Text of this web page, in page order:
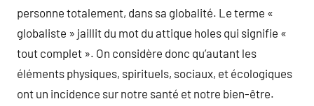
personne totalement, dans sa globalité. Le terme «
globaliste » jaillit du mot du attique holes qui signifie «
tout complet ». On considère donc qu’autant les
éléments physiques, spirituels, sociaux, et écologiques
ont un incidence sur notre santé et notre bien-être.